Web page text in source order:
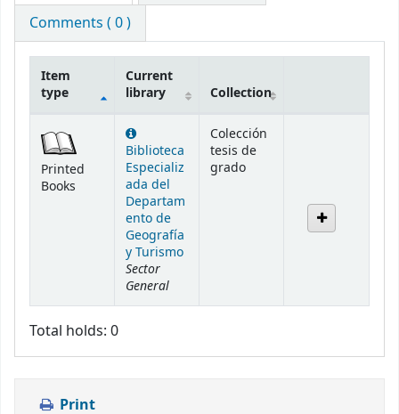
Comments ( 0 )
Item
type
Current
library
Collection
Printed
Books
Biblioteca
Especializ
ada del
Departam
ento de
Geografía
y Turismo
Sector
General
Colección
tesis de
grado
Total holds: 0
Print